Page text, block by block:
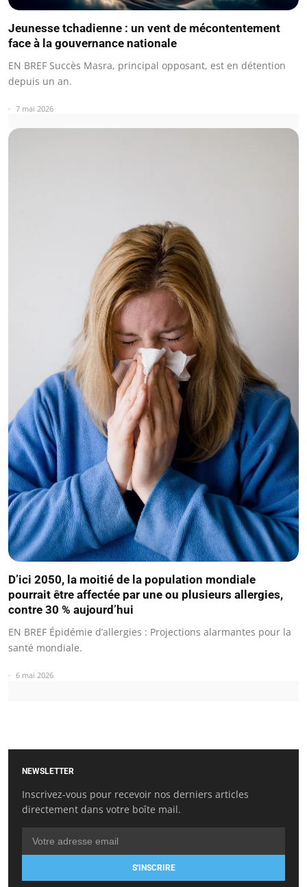
Jeunesse tchadienne : un vent de mécontentement
face à la gouvernance nationale
EN BREF Succès Masra, principal opposant, est en détention
depuis un an.
7 mai 2026
D’ici 2050, la moitié de la population mondiale
pourrait être affectée par une ou plusieurs allergies,
contre 30 % aujourd’hui
EN BREF Épidémie d’allergies : Projections alarmantes pour la
santé mondiale.
6 mai 2026
NEWSLETTER
Inscrivez-vous pour recevoir nos derniers articles
directement dans votre boîte mail.
S'INSCRIRE